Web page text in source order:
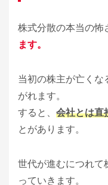
株式分散の本当の怖
ます。
当初の株主が亡くな
がれます。
すると、 会社とは直
とがあります。
世代が進むにつれて
っていきます。